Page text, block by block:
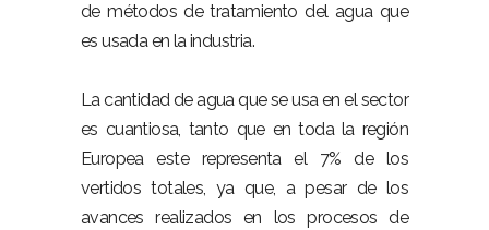
de métodos de tratamiento del agua que
es usada en la industria.
La cantidad de agua que se usa en el sector
es cuantiosa, tanto que en toda la región
Europea este representa el 7% de los
vertidos totales, ya que, a pesar de los
avances realizados en los procesos de